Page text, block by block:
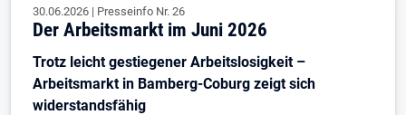
30.06.2026 | Presseinfo Nr. 26
Der Arbeitsmarkt im Juni 2026
Trotz leicht gestiegener Arbeitslosigkeit –
Arbeitsmarkt in Bamberg-Coburg zeigt sich
widerstandsfähig